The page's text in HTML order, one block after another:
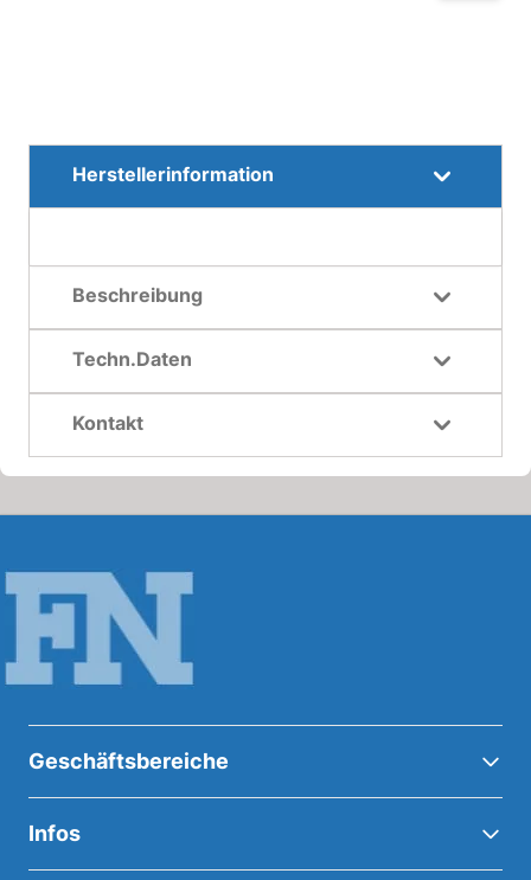
Herstellerinformation
Beschreibung
Techn.Daten
Kontakt
Geschäftsbereiche
Infos